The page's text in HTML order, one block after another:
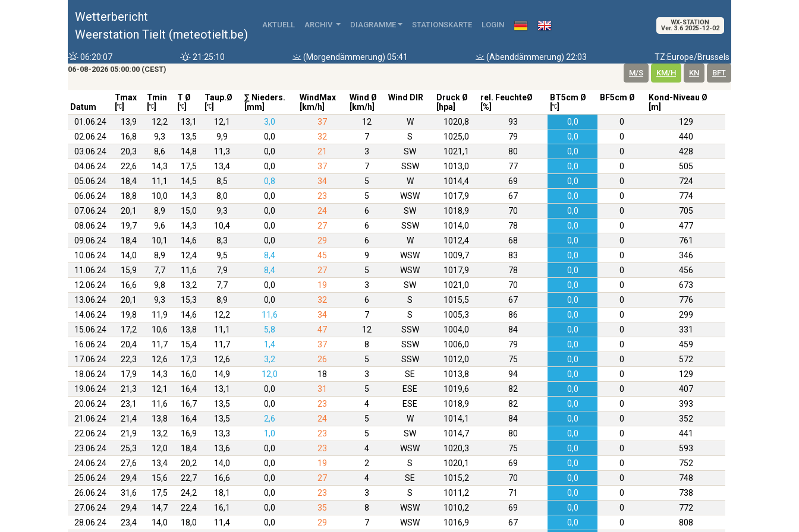
Wetterbericht
Weerstation Tielt (meteotielt.be)
AKTUELL ARCHIV DIAGRAMME STATIONSKARTE LOGIN WX-STATION
Ver. 3.6 2025-12-02
06:20:07 21:25:10 (Morgendämmerung) 05:41 (Abenddämmerung) 22:03 TZ:Europe/Brussels
06-08-2026 05:00:00 (CEST) M/S KM/H KN BFT
Datum
Tmax
Tmin
T Ø
Taup.Ø
∑ Nieders.
[mm]
WindMax
[km/h]
Wind Ø
[km/h]
Wind DIR
Druck Ø
[hpa]
rel. FeuchteØ
[%]
BT5cm Ø
BF5cm Ø
Kond-Niveau Ø
[m]
01.06.24
13,9 12,2 13,1 12,1 3,0 37 12 W 1020,8 93 0,0 0
129
02.06.24
16,8 9,3 13,5 9,9 0,0 32 7 S 1025,0 79 0,0 0
440
03.06.24
20,3 8,6 14,8 11,3 0,0 21 3 SW 1021,1 80 0,0 0
428
04.06.24
22,6 14,3 17,5 13,4 0,0 37 7 SSW 1013,0 77 0,0 0
505
05.06.24
18,4 11,1 14,5 8,5 0,8 34 5 W 1014,4 69 0,0 0
724
06.06.24
18,8 10,0 14,3 8,0 0,0 23 5 WSW 1017,9 67 0,0 0
774
07.06.24
20,1 8,9 15,0 9,3 0,0 24 6 SW 1018,9 70 0,0 0
705
08.06.24
19,7 9,6 14,3 10,4 0,0 27 6 SSW 1014,0 78 0,0 0
477
09.06.24
18,4 10,1 14,6 8,3 0,0 29 6 W 1012,4 68 0,0 0
761
10.06.24
14,0 8,9 12,4 9,5 8,4 45 9 WSW 1009,7 83 0,0 0
346
11.06.24
15,9 7,7 11,6 7,9 8,4 27 5 WSW 1017,9 78 0,0 0
456
12.06.24
16,6 9,8 13,2 7,7 0,0 19 3 SW 1021,0 70 0,0 0
673
13.06.24
20,1 9,3 15,3 8,9 0,0 32 6 S 1015,5 67 0,0 0
776
14.06.24
19,8 11,9 14,6 12,2 11,6 34 7 S 1005,3 86 0,0 0
299
15.06.24
17,2 10,6 13,8 11,1 5,8 47 12 SSW 1004,0 84 0,0 0
331
16.06.24
20,4 11,7 15,4 11,7 1,4 37 8 SSW 1006,0 79 0,0 0
459
17.06.24
22,3 12,6 17,3 12,6 3,2 26 5 SSW 1012,0 75 0,0 0
572
18.06.24
17,9 14,3 16,0 14,9 12,0 18 3 SE 1013,8 94 0,0 0
129
19.06.24
21,3 12,1 16,4 13,1 0,0 31 5 ESE 1019,6 82 0,0 0
407
20.06.24
23,1 11,6 16,7 13,5 0,0 23 4 ESE 1018,9 82 0,0 0
393
21.06.24
21,4 13,8 16,4 13,5 2,6 24 5 W 1014,1 84 0,0 0
352
22.06.24
21,9 13,2 16,9 13,3 1,0 23 5 SW 1014,7 80 0,0 0
441
23.06.24
25,3 12,0 18,4 13,6 0,0 23 4 WSW 1020,3 75 0,0 0
593
24.06.24
27,6 13,4 20,2 14,0 0,0 19 2 S 1020,1 69 0,0 0
752
25.06.24
29,4 15,6 22,7 16,6 0,0 27 4 SE 1015,2 70 0,0 0
748
26.06.24
31,6 17,5 24,2 18,1 0,0 23 3 S 1011,2 71 0,0 0
738
27.06.24
29,4 14,7 22,4 16,1 0,0 35 8 WSW 1010,2 69 0,0 0
772
28.06.24
23,4 14,0 18,0 11,4 0,0 29 7 WSW 1016,9 67 0,0 0 808